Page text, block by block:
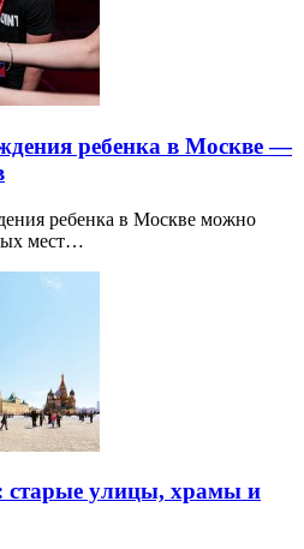
ребенка в Москве —
ребенка в Москве можно
мест…
старые улицы, храмы и